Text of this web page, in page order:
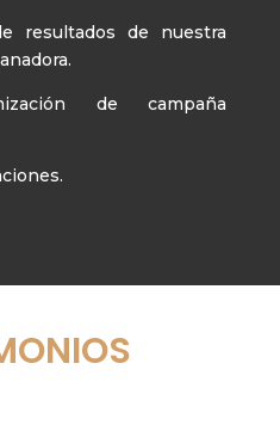
resultados de nuestra
de campaña